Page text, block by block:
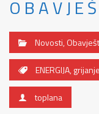
O B A V J E
Novosti,
ENERGIJA,grijanje
toplana